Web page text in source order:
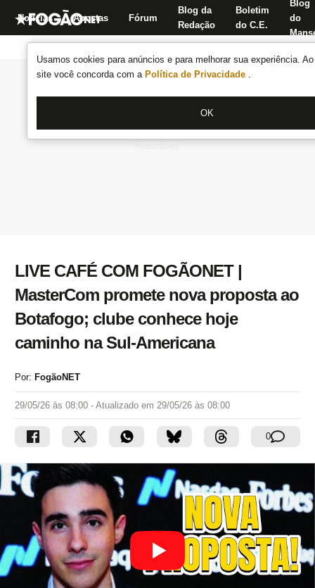
Usamos cookies para anúncios e para melhorar sua experiência.
site você concorda com a Política de Privacidade .
OK
Notícias Apostas Fórum
Blog da
Redação
Boletim
do C.E.
Blog
do
LIVE CAFÉ COM FOGÃONET |
MasterCom promete nova proposta ao
Botafogo; clube conhece hoje
caminho na Sul-Americana
Por: FogãoNET
29/05/26 às 08:00 - Atualizado em 29/05/26 às 08:00
0